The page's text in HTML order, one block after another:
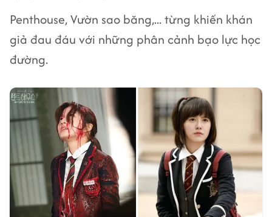
Penthouse, Vườn sao băng,... từng khiến khán
giả đau đáu với những phân cảnh bạo lực học
đường.